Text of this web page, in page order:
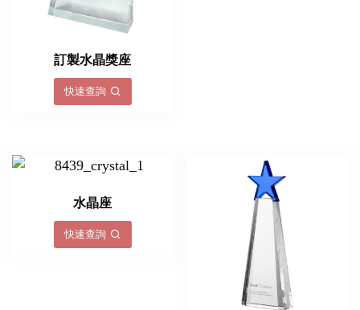
訂製水晶獎座
快速查詢
水晶座
快速查詢